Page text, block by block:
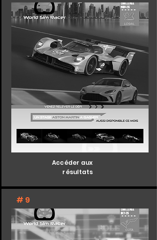
Accéder aux
résultats
# 9